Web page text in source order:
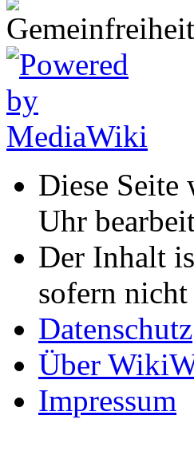
Diese Seite
Uhr
Der Inhalt
sofern nicht
Datenschutz
Über
Impressum